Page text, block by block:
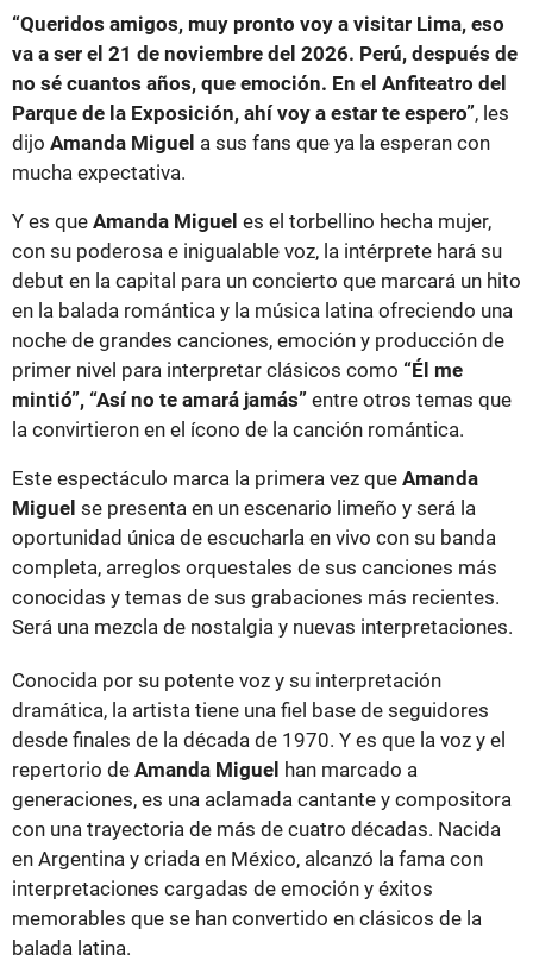
“Queridos amigos, muy pronto voy a visitar Lima, eso
va a ser el 21 de noviembre del 2026. Perú, después de
no sé cuantos años, que emoción. En el Anfiteatro del
Parque de la Exposición, ahí voy a estar te espero”, les
dijo Amanda Miguel a sus fans que ya la esperan con
mucha expectativa.
Y es que Amanda Miguel es el torbellino hecha mujer,
con su poderosa e inigualable voz, la intérprete hará su
debut en la capital para un concierto que marcará un hito
en la balada romántica y la música latina ofreciendo una
noche de grandes canciones, emoción y producción de
primer nivel para interpretar clásicos como “Él me
mintió”, “Así no te amará jamás” entre otros temas que
la convirtieron en el ícono de la canción romántica.
Este espectáculo marca la primera vez que Amanda
Miguel se presenta en un escenario limeño y será la
oportunidad única de escucharla en vivo con su banda
completa, arreglos orquestales de sus canciones más
conocidas y temas de sus grabaciones más recientes.
Será una mezcla de nostalgia y nuevas interpretaciones.
Conocida por su potente voz y su interpretación
dramática, la artista tiene una fiel base de seguidores
desde finales de la década de 1970. Y es que la voz y el
repertorio de Amanda Miguel han marcado a
generaciones, es una aclamada cantante y compositora
con una trayectoria de más de cuatro décadas. Nacida
en Argentina y criada en México, alcanzó la fama con
interpretaciones cargadas de emoción y éxitos
memorables que se han convertido en clásicos de la
balada latina.